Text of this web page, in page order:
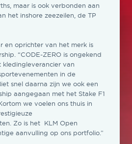
maar is ook verbonden aan
het inshore zeezeilen, de TP
en oprichter van het merk is
“CODE-ZERO is ongekend
van
in de
snel daarna zijn we ook een
aangegaan met het Stake F1
we voelen ons thuis in
Zo is het KLM Open
aanvulling op ons portfolio.”